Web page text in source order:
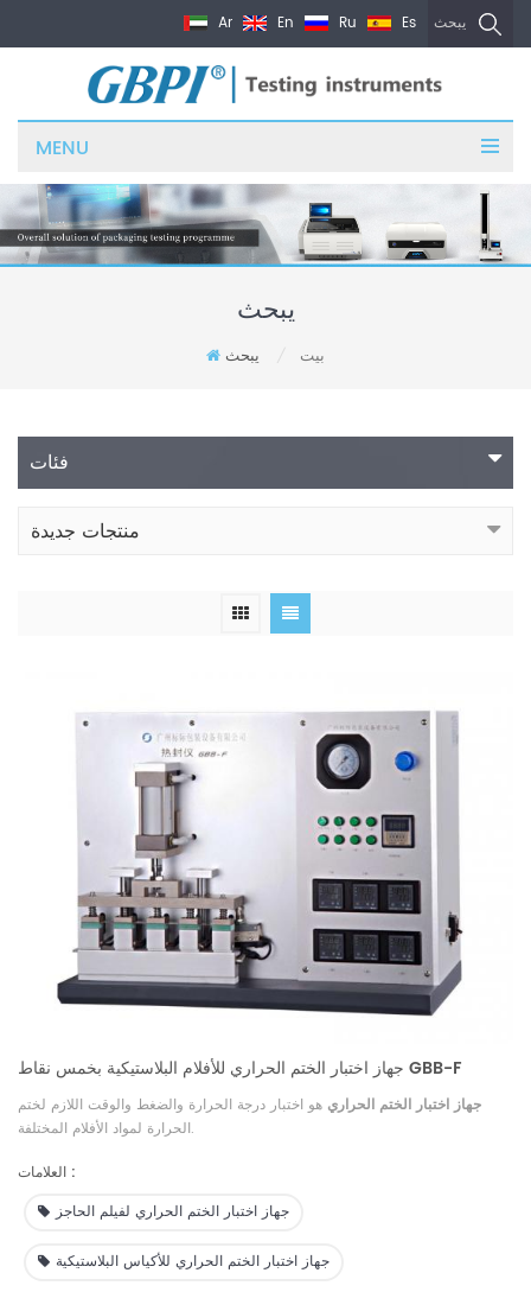
يبحث Ar En Ru Es
MENU
يبحث
بيت يبحث
فئات
منتجات جديدة
جهاز اختبار الختم الحراري للأفلام البلاستيكية بخمس نقاط GBB-F
جهاز اختبار الختم الحراري هو اختبار درجة الحرارة والضغط والوقت اللازم لختم
الحرارة لمواد الأفلام المختلفة.
العلامات :
جهاز اختبار الختم الحراري لفيلم الحاجز
جهاز اختبار الختم الحراري للأكياس البلاستيكية